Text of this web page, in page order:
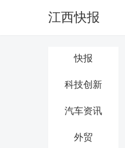
江西快报
快报
科技创新
汽车资讯
外贸